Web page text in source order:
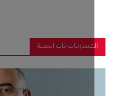
ذات الصلة